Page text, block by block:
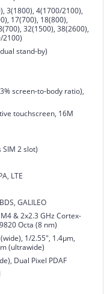
3(1800), 4(1700/2100),
17(700), 18(800),
32(1500), 38(2600),
2100)
stand-by)
screen-to-body ratio),
touchscreen, 16M
SIM 2 slot)
LTE
GALILEO
& 2x2.3 GHz Cortex-
Octa (8 nm)
1/2.55", 1.4µm,
(ultrawide)
Dual Pixel PDAF